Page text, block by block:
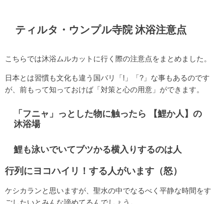
ティルタ・ウンプル寺院 沐浴注意点
こちらでは沐浴ムルカットに行く際の注意点をまとめました。
日本とは習慣も文化も違う国バリ「!」「?」な事もあるのです
が、前もって知っておけば「対策と心の用意」ができます。
「フニャ」っとした物に触ったら 【鯉か人】の
沐浴場
鯉も泳いでいてブツかる横入りするのは人
行列にヨコハイリ！する人がいます（怒）
ケシカランと思いますが、聖水の中でなるべく平静な時間をす
ごしたいとみんな諦めてるんでしょう。